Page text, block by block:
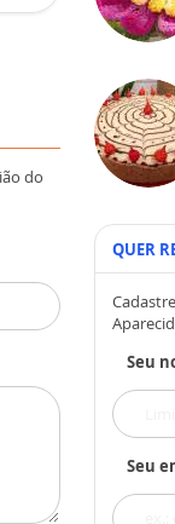
do
QUER
Seu
Seu